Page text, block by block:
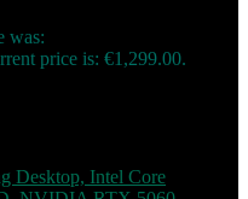
was:
price is: €1,299.00.